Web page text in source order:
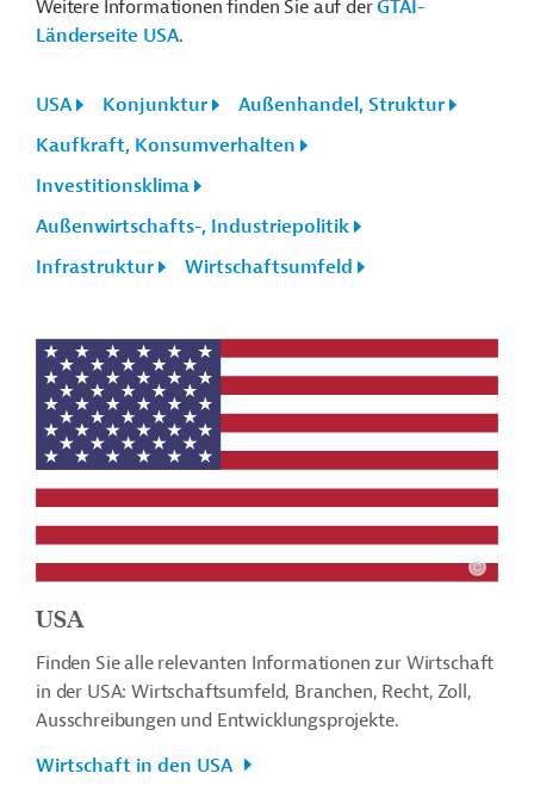
Weitere Informationen finden Sie auf derGTAI-
Länderseite USA.
USA Konjunktur
Außenhandel, Struktur
Kaufkraft, Konsumverhalten
Investitionsklima
Außenwirtschafts-, Industriepolitik
Infrastruktur
Wirtschaftsumfeld
USA
Finden Sie alle relevanten Informationen zur Wirtschaft
in der USA: Wirtschaftsumfeld, Branchen, Recht, Zoll,
Ausschreibungen und Entwicklungsprojekte.
Wirtschaft in den USA